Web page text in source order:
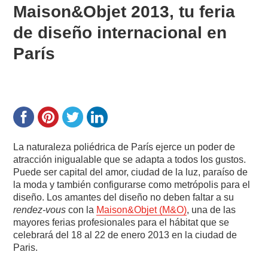
Maison&Objet 2013, tu feria
de diseño internacional en
París
La naturaleza poliédrica de París ejerce un poder de
atracción inigualable que se adapta a todos los gustos.
Puede ser capital del amor, ciudad de la luz, paraíso de
la moda y también configurarse como metrópolis para el
diseño. Los amantes del diseño no deben faltar a su
rendez-vous con la Maison&Objet (M&O), una de las
mayores ferias profesionales para el hábitat que se
celebrará del 18 al 22 de enero 2013 en la ciudad de
Paris.